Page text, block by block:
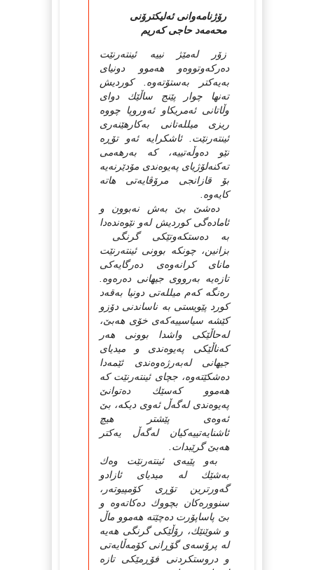
رۆژنامه‌وانى ئه‌لیكترۆنی
محه‌مه‌د حاجى كه‌ریم
زۆر له‌مێژ نییه‌ ئینته‌رنێت
ده‌ركه‌وتووه‌و هه‌موو دونیاى
به‌یه‌كتر به‌ستۆته‌وه‌. كوردیش
ته‌نها چوار پێنج ساڵێك دواى
وڵاتانى ئه‌مریكاو ئه‌وروپا چووه‌
ریزى میلله‌تانى به‌كارهێنه‌رى
ئینته‌رنێت. ئاشكرایه‌ ئه‌و تۆڕه‌
نێو ده‌وڵه‌تییه‌، كه‌ به‌رهه‌مى
ته‌كنه‌لۆژیاى په‌یوه‌ندى مۆدێرنه‌یه‌
بۆ قازانجى مرۆڤایه‌تى هاته‌
كایه‌وه‌.
ده‌شێ بێ به‌ش نه‌بوون و
ئاماده‌گی كوردیش له‌و نێوه‌نده‌دا
به‌ ده‌ستكه‌وتێكى گرنگى
بزانین، چونكه‌ بوونى ئینته‌رنێت
ماناى كرانه‌وه‌ى ده‌رگایه‌كى
تازه‌یه‌ به‌رووى جیهانى ده‌ره‌وه‌.
ره‌نگه‌ كه‌م میلله‌تى دونیا به‌قه‌د
كورد پێویستى به‌ ناساندنى دۆزو
كێشه‌ سیاسییه‌كه‌ى خۆى هه‌بێ،
له‌حاڵێكى واشدا بوونى هه‌ر
كه‌ناڵێكى په‌یوه‌ندى و میدیاى
جیهانی له‌به‌رژه‌وه‌ندى ئێمه‌دا
ده‌شكێته‌وه‌، جچاى ئینته‌رنێت كه‌
هه‌موو كه‌سێك ده‌توانێ
په‌یوه‌ندى له‌گه‌ڵ ئه‌وى دیكه‌، بێ
ئه‌وه‌ى پێشتر هیچ
ئاشنایه‌تییه‌كیان له‌گه‌ڵ یه‌كتر
هه‌بێ گرێبدات.
به‌و پێیه‌ى ئینته‌رنێت وه‌ك
به‌شێك له‌ میدیاى ئازادو
گه‌ورترین تۆڕى كۆمپیوته‌ر،
سنووره‌كان بچووك ده‌كاته‌وه‌ و
بێ پاساپۆرت ده‌چێته‌ هه‌موو ماڵ
و شوێنێك، رۆڵێكى گرنگى هه‌یه‌
له‌ پرۆسه‌ى گۆڕانى كۆمه‌ڵایه‌تى
و دروستكردنى فۆڕمێكى تازه‌